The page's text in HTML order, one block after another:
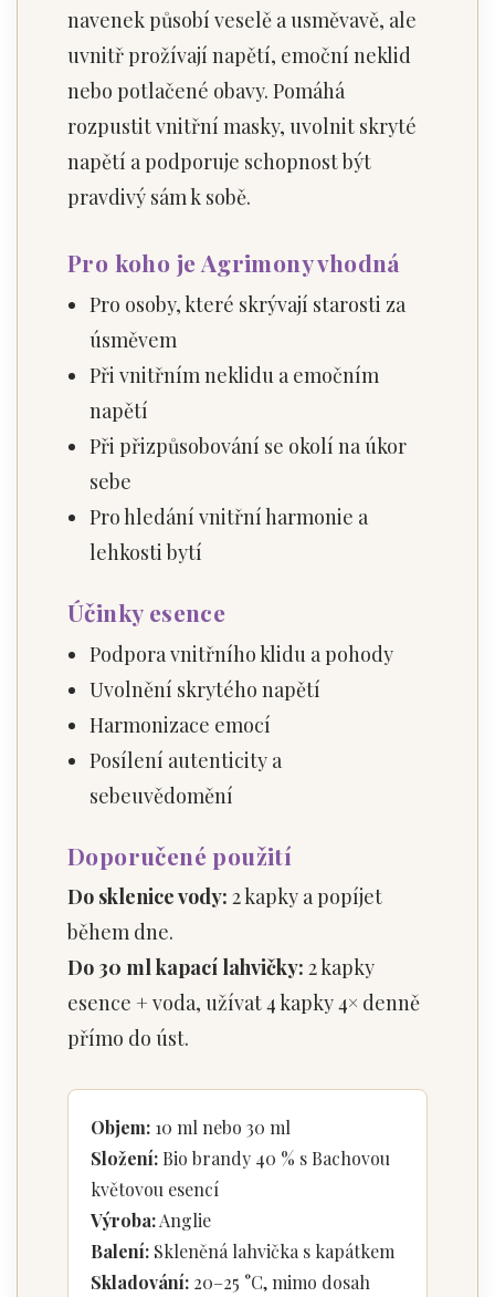
navenek působí veselě a usměvavě, ale
uvnitř prožívají napětí, emoční neklid
nebo potlačené obavy. Pomáhá
rozpustit vnitřní masky, uvolnit skryté
napětí a podporuje schopnost být
pravdivý sám k sobě.
Pro koho je Agrimony vhodná
Pro osoby, které skrývají starosti za
úsměvem
Při vnitřním neklidu a emočním
napětí
Při přizpůsobování se okolí na úkor
sebe
Pro hledání vnitřní harmonie a
lehkosti bytí
Účinky esence
Podpora vnitřního klidu a pohody
Uvolnění skrytého napětí
Harmonizace emocí
Posílení autenticity a
sebeuvědomění
Doporučené použití
Do sklenice vody: 2 kapky a popíjet
během dne.
Do 30 ml kapací lahvičky: 2 kapky
esence + voda, užívat 4 kapky 4× denně
přímo do úst.
Objem: 10 ml nebo 30 ml
Složení: Bio brandy 40 % s Bachovou
květovou esencí
Výroba:Anglie
Balení: Skleněná lahvička s kapátkem
Skladování: 20–25 °C, mimo dosah